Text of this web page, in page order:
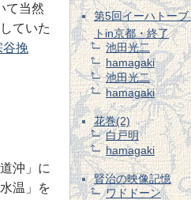
て当然
ていた
谷挽
沖」に
温」を
第5回イーハトー
トin京都・終了
池田光二
hamagaki
池田光二
hamagaki
花巻(2)
白戸明
hamagaki
賢治の映像記憶
ワドドーン